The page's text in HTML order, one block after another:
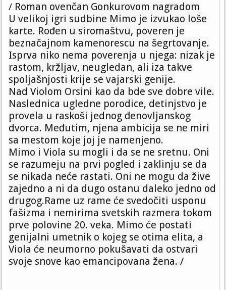
/ Roman ovenčan Gonkurovom nagradom
U velikoj igri sudbine Mimo je izvukao loše
karte. Rođen u siromaštvu, poveren je
beznačajnom kamenorescu na šegrtovanje.
Isprva niko nema poverenja u njega: nizak je
rastom, kržljav, neugledan, ali iza takve
spoljašnjosti krije se vajarski genije.
Nad Violom Orsini kao da bde sve dobre vile.
Naslednica ugledne porodice, detinjstvo je
provela u raskoši jednog đenovljanskog
dvorca. Međutim, njena ambicija se ne miri
sa mestom koje joj je namenjeno.
Mimo i Viola su mogli i da se ne sretnu. Oni
se razumeju na prvi pogled i zaklinju se da
se nikada neće rastati. Oni ne mogu da žive
zajedno a ni da dugo ostanu daleko jedno od
drugog.Rame uz rame će svedočiti usponu
fašizma i nemirima svetskih razmera tokom
prve polovine 20. veka. Mimo će postati
genijalni umetnik o kojeg se otima elita, a
Viola će neumorno pokušavati da ostvari
svoje snove kao emancipovana žena. /